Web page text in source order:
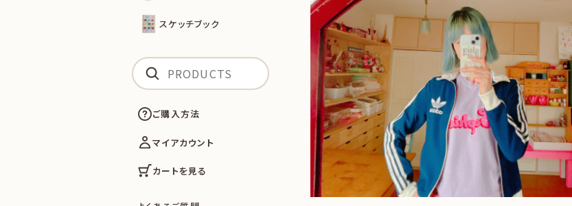
スケッチブック
ご購入方法
マイアカウント
カートを見る